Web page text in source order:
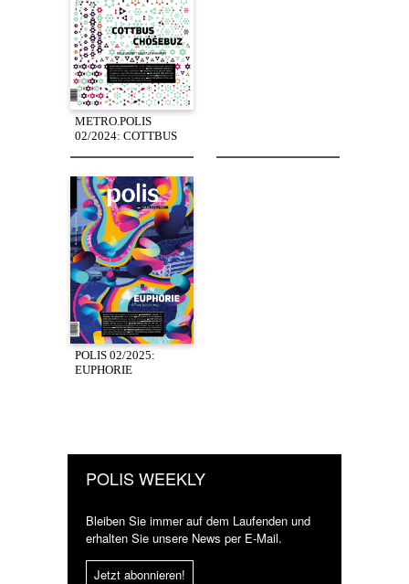
METRO.POLIS
02/2024: COTTBUS
POLIS 02/2025:
EUPHORIE
POLIS WEEKLY
Bleiben Sie immer auf dem Laufenden und
erhalten Sie unsere News per E-Mail.
Jetzt abonnieren!